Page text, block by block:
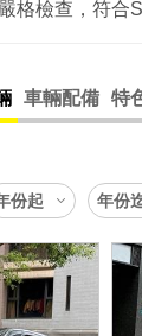
格檢查，符合
車輛配備 特